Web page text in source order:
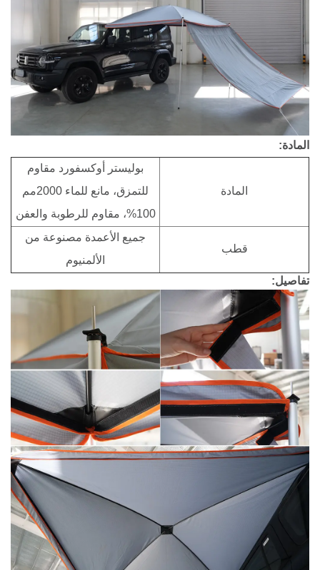
المادة:
المادة
بوليستر أوكسفورد مقاوم
للتمزق، مانع للماء 2000مم
100%، مقاوم للرطوبة والعفن
قطب
جميع الأعمدة مصنوعة من
الألمنيوم
تفاصيل: